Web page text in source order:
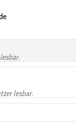
lesbar.